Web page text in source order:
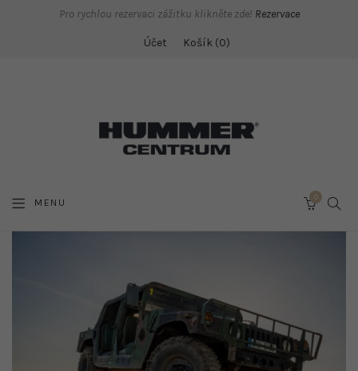
Pro rychlou rezervaci zážitku klikněte zde! Rezervace
Účet Košík 0
MENU 0